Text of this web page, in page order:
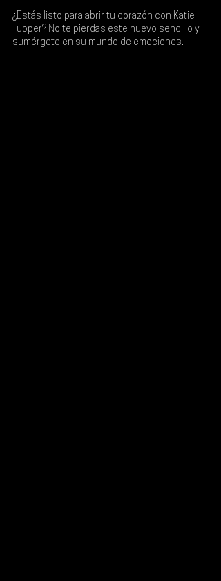
¿Estás listo para abrir tu corazón con Katie
Tupper? No te pierdas este nuevo sencillo y
sumérgete en su mundo de emociones.